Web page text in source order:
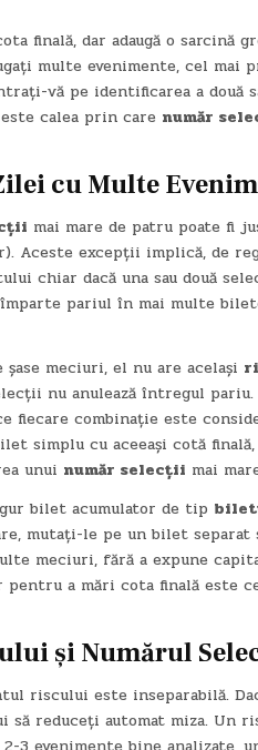
finală, dar adaugă o sarcină
multe evenimente, cel mai
vă pe identificarea a două
calea prin care număr
cu Multe
mai mare de patru poate fi
Aceste excepții implică, de
chiar dacă una sau două
pariul în mai multe
șase meciuri, el nu are același
nu anulează întregul
combinație este
simplu cu aceeași cotă
unui număr selecții mai
bilet acumulator de tip
mutați-le pe un bilet separat
meciuri, fără a expune
a mări cota finală este
șiNumărul
riscului este inseparabilă.
să reduceți automat miza. Un